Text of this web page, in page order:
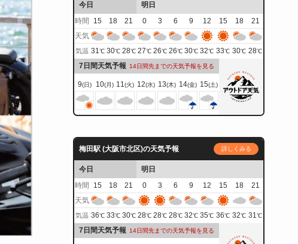
今日
明日
時間
15 18 21 0 3 6 9 12 15 18
21
天気
気温 31℃ 30℃ 28℃ 27℃ 26℃ 26℃ 30℃ 32℃ 33℃ 30℃ 28℃
7日間天気予報 14日間先までの天気予報を見る
9(日) 10(月) 11(火) 12(水) 13(木) 14(金) 15(土)
梅田駅 (大阪市北区)の天気予報 詳しくみる
今日
明日
時間
15 18 21 0 3 6 9 12 15 18
21
天気
気温 36℃ 33℃ 30℃ 28℃ 28℃ 28℃ 32℃ 35℃ 36℃ 32℃ 31℃
7日間天気予報 14日間先までの天気予報を見る